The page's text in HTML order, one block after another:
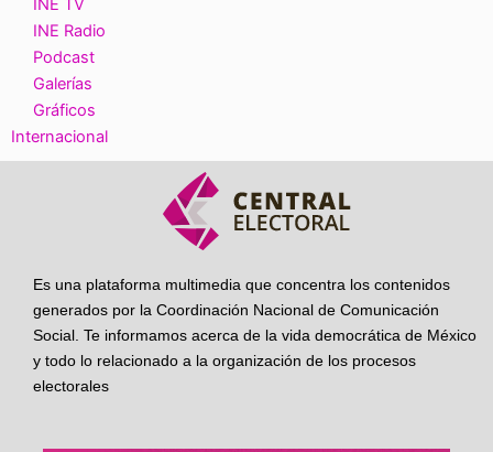
INE TV
INE Radio
Podcast
Galerías
Gráficos
Internacional
Es una plataforma multimedia que concentra los contenidos
generados por la Coordinación Nacional de Comunicación
Social. Te informamos acerca de la vida democrática de México
y todo lo relacionado a la organización de los procesos
electorales